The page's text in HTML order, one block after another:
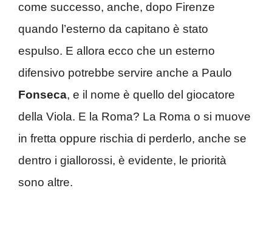
come successo, anche, dopo Firenze
quando l’esterno da capitano è stato
espulso. E allora ecco che un esterno
difensivo potrebbe servire anche a Paulo
Fonseca, e il nome è quello del giocatore
della Viola. E la Roma? La Roma o si muove
in fretta oppure rischia di perderlo, anche se
dentro i giallorossi, è evidente, le priorità
sono altre.